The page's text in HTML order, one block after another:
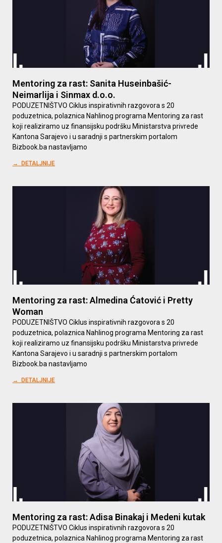
Mentoring za rast: Sanita Huseinbašić-
Neimarlija i Sinmax d.o.o.
PODUZETNIŠTVO Ciklus inspirativnih razgovora s 20
poduzetnica, polaznica Nahlinog programa Mentoring za rast
koji realiziramo uz finansijsku podršku Ministarstva privrede
Kantona Sarajevo i u saradnji s partnerskim portalom
Bizbook.ba nastavljamo
→ DETALJNIJE
Mentoring za rast: Almedina Ćatović i Pretty
Woman
PODUZETNIŠTVO Ciklus inspirativnih razgovora s 20
poduzetnica, polaznica Nahlinog programa Mentoring za rast
koji realiziramo uz finansijsku podršku Ministarstva privrede
Kantona Sarajevo i u saradnji s partnerskim portalom
Bizbook.ba nastavljamo
→ DETALJNIJE
Mentoring za rast: Adisa Binakaj i Medeni kutak
PODUZETNIŠTVO Ciklus inspirativnih razgovora s 20
poduzetnica, polaznica Nahlinog programa Mentoring za rast